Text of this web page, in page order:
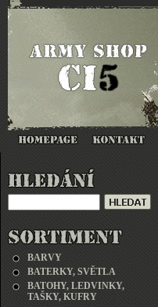
BARVY
BATERKY, SVĚTLA
BATOHY, LEDVINKY,
TAŠKY, KUFRY